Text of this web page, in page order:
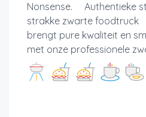
Nonsense. Authentieke
strakke zwarte foodtruck
brengt pure kwaliteit en
met onze professionele